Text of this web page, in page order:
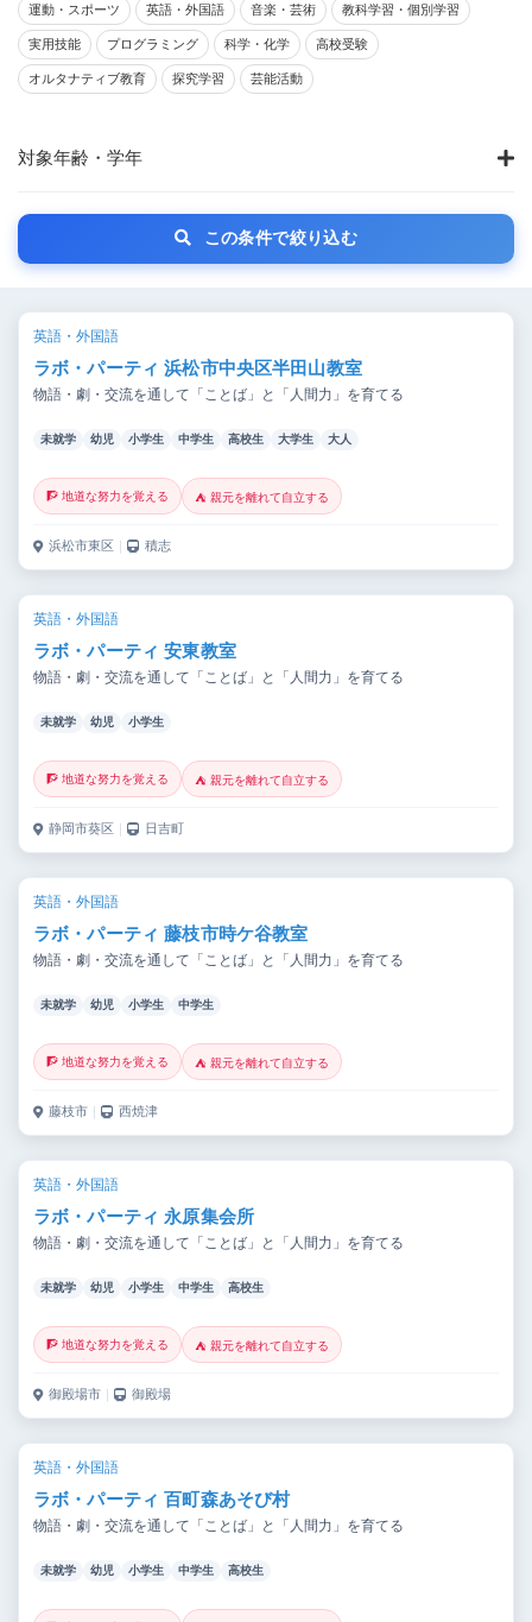
運動・スポーツ 英語・外国語 音楽・芸術 教科学習・個別学習
実用技能 プログラミング 科学・化学 高校受験
オルタナティブ教育 探究学習 芸能活動
対象年齢・学年
この条件で絞り込む
英語・外国語
ラボ・パーティ 浜松市中央区半田山教室
物語・劇・交流を通して「ことば」と「人間力」を育てる
未就学 幼児 小学生 中学生 高校生 大学生 大人
🧗 地道な努力を覚える ⛺ 親元を離れて自立する
浜松市東区 ｜ 積志
英語・外国語
ラボ・パーティ 安東教室
物語・劇・交流を通して「ことば」と「人間力」を育てる
未就学 幼児 小学生
🧗 地道な努力を覚える ⛺ 親元を離れて自立する
静岡市葵区 ｜ 日吉町
英語・外国語
ラボ・パーティ 藤枝市時ケ谷教室
物語・劇・交流を通して「ことば」と「人間力」を育てる
未就学 幼児 小学生 中学生
🧗 地道な努力を覚える ⛺ 親元を離れて自立する
藤枝市 ｜ 西焼津
英語・外国語
ラボ・パーティ 永原集会所
物語・劇・交流を通して「ことば」と「人間力」を育てる
未就学 幼児 小学生 中学生 高校生
🧗 地道な努力を覚える ⛺ 親元を離れて自立する
御殿場市 ｜ 御殿場
英語・外国語
ラボ・パーティ 百町森あそび村
物語・劇・交流を通して「ことば」と「人間力」を育てる
未就学 幼児 小学生 中学生 高校生